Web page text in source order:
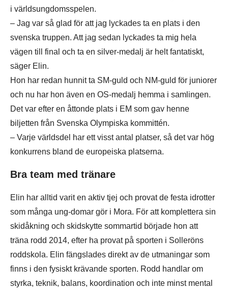
i världsungdomsspelen.
– Jag var så glad för att jag lyckades ta en plats i den
svenska truppen. Att jag sedan lyckades ta mig hela
vägen till final och ta en silver-medalj är helt fantatiskt,
säger Elin.
Hon har redan hunnit ta SM-guld och NM-guld för juniorer
och nu har hon även en OS-medalj hemma i samlingen.
Det var efter en åttonde plats i EM som gav henne
biljetten från Svenska Olympiska kommittén.
– Varje världsdel har ett visst antal platser, så det var hög
konkurrens bland de europeiska platserna.
Bra team med tränare
Elin har alltid varit en aktiv tjej och provat de festa idrotter
som många ung-domar gör i Mora. För att komplettera sin
skidåkning och skidskytte sommartid började hon att
träna rodd 2014, efter ha provat på sporten i Solleröns
roddskola. Elin fängslades direkt av de utmaningar som
finns i den fysiskt krävande sporten. Rodd handlar om
styrka, teknik, balans, koordination och inte minst mental